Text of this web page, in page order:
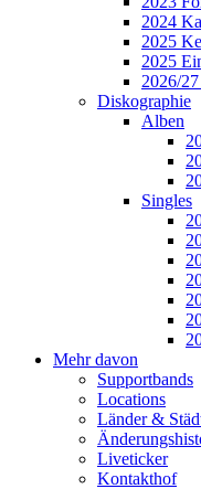
2024
2025
2025
2026/
Diskographie
Alben
Singles
Mehr davon
Supportbands
Locations
Länder &
Liveticker
Kontakthof